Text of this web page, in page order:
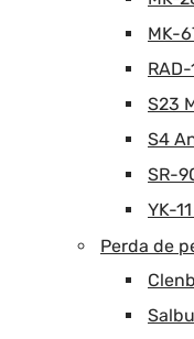
MK-
S23
S4
SR-
YK-
Perda de